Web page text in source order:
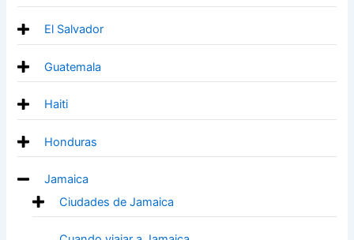
El Salvador
Guatemala
Haiti
Honduras
Jamaica
Ciudades de Jamaica